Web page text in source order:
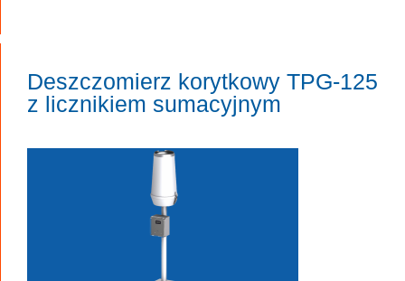
Deszczomierz korytkowy TPG-125
z licznikiem sumacyjnym